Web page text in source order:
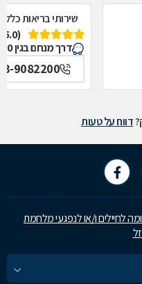
שירותי בריאות
(5.0)
דרך מנחם בגין 50, פתח תקווה
9082200
דווח על טעות
לחיילים ו/או לנפגעי מלחמת